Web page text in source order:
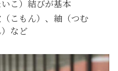
こ）結びが基本
こもん）、紬（つむ
など